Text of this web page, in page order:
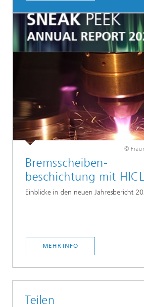
©
Bremsscheiben-
beschichtung mit
Einblicke in den neuen Jahresbericht
MEHR INFO
Teilen